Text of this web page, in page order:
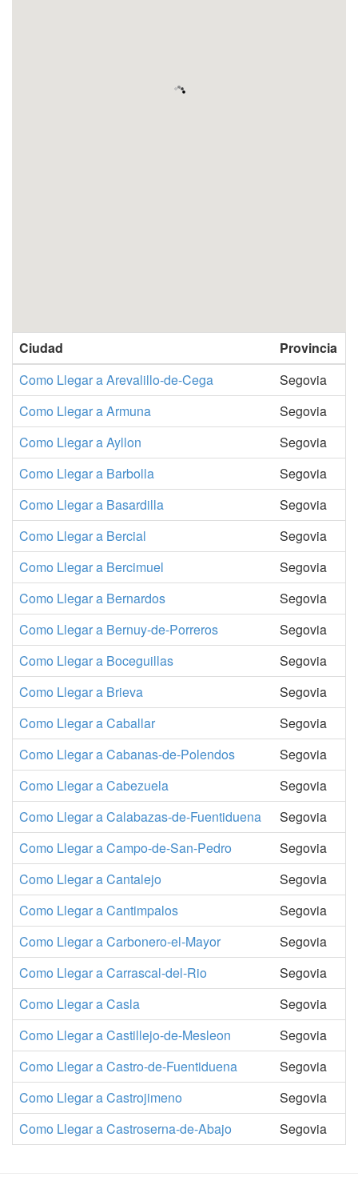
Ciudad
Provincia
Como Llegar a Arevalillo-de-Cega
Segovia
Como Llegar a Armuna
Segovia
Como Llegar a Ayllon
Segovia
Como Llegar a Barbolla
Segovia
Como Llegar a Basardilla
Segovia
Como Llegar a Bercial
Segovia
Como Llegar a Bercimuel
Segovia
Como Llegar a Bernardos
Segovia
Como Llegar a Bernuy-de-Porreros
Segovia
Como Llegar a Boceguillas
Segovia
Como Llegar a Brieva
Segovia
Como Llegar a Caballar
Segovia
Como Llegar a Cabanas-de-Polendos
Segovia
Como Llegar a Cabezuela
Segovia
Como Llegar a Calabazas-de-Fuentiduena
Segovia
Como Llegar a Campo-de-San-Pedro
Segovia
Como Llegar a Cantalejo
Segovia
Como Llegar a Cantimpalos
Segovia
Como Llegar a Carbonero-el-Mayor
Segovia
Como Llegar a Carrascal-del-Rio
Segovia
Como Llegar a Casla
Segovia
Como Llegar a Castillejo-de-Mesleon
Segovia
Como Llegar a Castro-de-Fuentiduena
Segovia
Como Llegar a Castrojimeno
Segovia
Como Llegar a Castroserna-de-Abajo
Segovia